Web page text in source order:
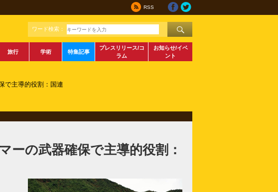
RSS
ワード検索：
旅行 学術 特集記事
プレスリリース/コ
ラム
お知らせ/イベ
ント
で主導的役割：国連
ーの武器確保で主導的役割：